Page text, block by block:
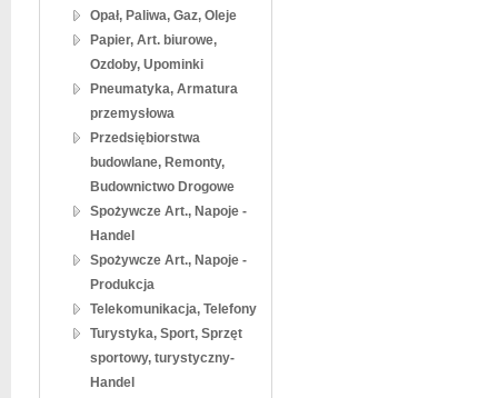
Opał, Paliwa, Gaz, Oleje
Papier, Art. biurowe,
Ozdoby, Upominki
Pneumatyka, Armatura
przemysłowa
Przedsiębiorstwa
budowlane, Remonty,
Budownictwo Drogowe
Spożywcze Art., Napoje -
Handel
Spożywcze Art., Napoje -
Produkcja
Telekomunikacja, Telefony
Turystyka, Sport, Sprzęt
sportowy, turystyczny-
Handel